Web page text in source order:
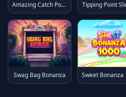
Amazing Catch Power Combo Tipping Point
Swag Bag Bonanza